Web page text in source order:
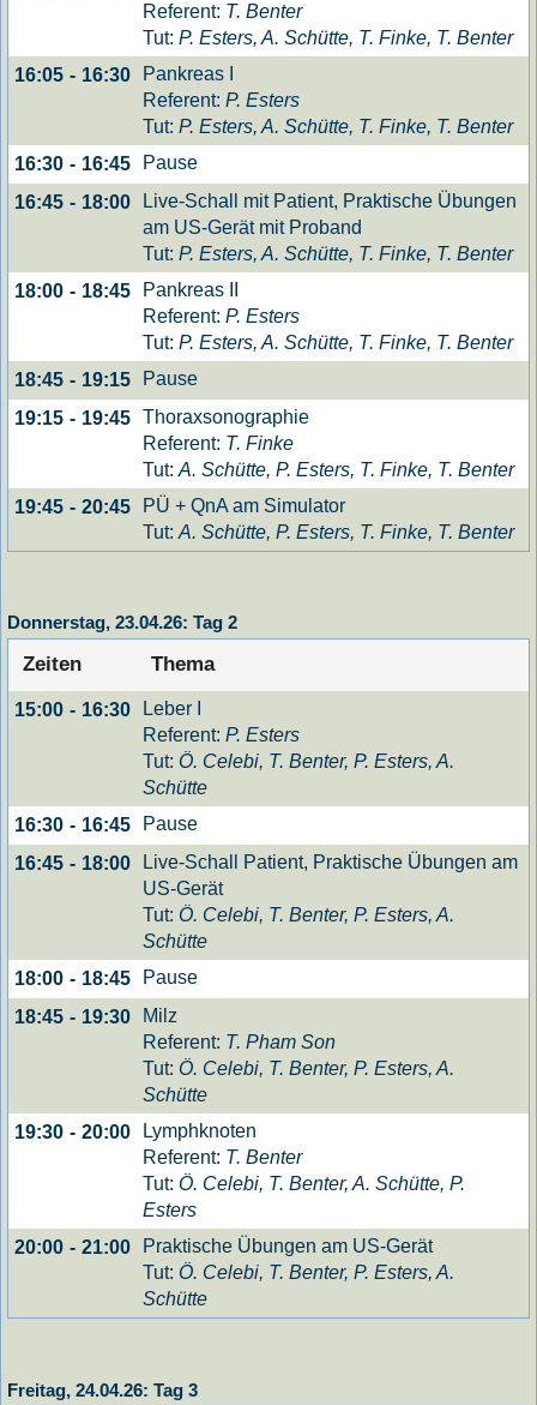
Referent: T. Benter
Tut: P. Esters, A. Schütte, T. Finke, T. Benter
16:05 - 16:30
Pankreas I
Referent: P. Esters
Tut: P. Esters, A. Schütte, T. Finke, T. Benter
16:30 - 16:45
Pause
16:45 - 18:00
Live-Schall mit Patient, Praktische Übungen
am US-Gerät mit Proband
Tut: P. Esters, A. Schütte, T. Finke, T. Benter
18:00 - 18:45
Pankreas II
Referent: P. Esters
Tut: P. Esters, A. Schütte, T. Finke, T. Benter
18:45 - 19:15
Pause
19:15 - 19:45 Thoraxsonographie
Referent: T. Finke
Tut: A. Schütte, P. Esters, T. Finke, T. Benter
19:45 - 20:45
PÜ + QnA am Simulator
Tut: A. Schütte, P. Esters, T. Finke, T. Benter
Donnerstag, 23.04.26: Tag 2
Zeiten Thema
15:00 - 16:30
Leber I
Referent: P. Esters
Tut: Ö. Celebi, T. Benter, P. Esters, A.
Schütte
16:30 - 16:45
Pause
16:45 - 18:00
Live-Schall Patient, Praktische Übungen am
US-Gerät
Tut: Ö. Celebi, T. Benter, P. Esters, A.
Schütte
18:00 - 18:45
Pause
18:45 - 19:30
Milz
Referent: T. Pham Son
Tut: Ö. Celebi, T. Benter, P. Esters, A.
Schütte
19:30 - 20:00
Lymphknoten
Referent: T. Benter
Tut: Ö. Celebi, T. Benter, A. Schütte, P.
Esters
20:00 - 21:00
Praktische Übungen am US-Gerät
Tut: Ö. Celebi, T. Benter, P. Esters, A.
Schütte
Freitag, 24.04.26: Tag 3